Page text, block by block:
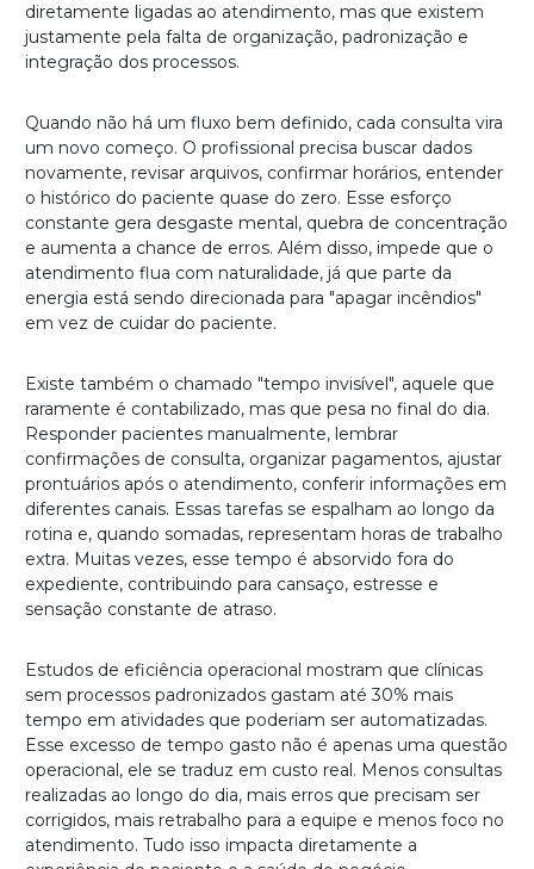
diretamente ligadas ao atendimento, mas que existem
justamente pela falta de organização, padronização e
integração dos processos.
Quando não há um fluxo bem definido, cada consulta vira
um novo começo. O profissional precisa buscar dados
novamente, revisar arquivos, confirmar horários, entender
o histórico do paciente quase do zero. Esse esforço
constante gera desgaste mental, quebra de concentração
e aumenta a chance de erros. Além disso, impede que o
atendimento flua com naturalidade, já que parte da
energia está sendo direcionada para "apagar incêndios"
em vez de cuidar do paciente.
Existe também o chamado "tempo invisível", aquele que
raramente é contabilizado, mas que pesa no final do dia.
Responder pacientes manualmente, lembrar
confirmações de consulta, organizar pagamentos, ajustar
prontuários após o atendimento, conferir informações em
diferentes canais. Essas tarefas se espalham ao longo da
rotina e, quando somadas, representam horas de trabalho
extra. Muitas vezes, esse tempo é absorvido fora do
expediente, contribuindo para cansaço, estresse e
sensação constante de atraso.
Estudos de eficiência operacional mostram que clínicas
sem processos padronizados gastam até 30% mais
tempo em atividades que poderiam ser automatizadas.
Esse excesso de tempo gasto não é apenas uma questão
operacional, ele se traduz em custo real. Menos consultas
realizadas ao longo do dia, mais erros que precisam ser
corrigidos, mais retrabalho para a equipe e menos foco no
atendimento. Tudo isso impacta diretamente a